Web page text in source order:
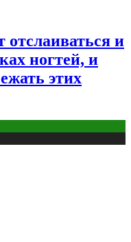
и
ногтей, и
этих